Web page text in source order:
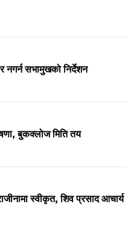
नगर्न सभामुखको निर्देशन
बुकक्लोज मिति तय
स्वीकृत, शिव प्रसाद आचार्य